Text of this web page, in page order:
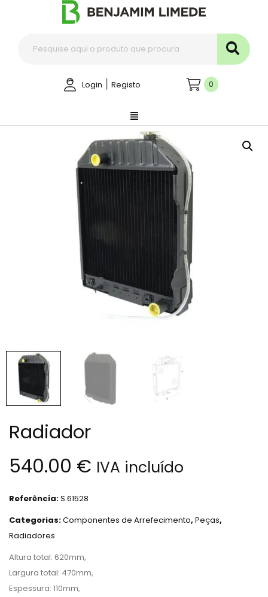
Login Registo 0
Radiador
540.00 € IVA incluído
Referência:S.61528
Categorias:Componentes de Arrefecimento, Peças,
Radiadores
Altura total: 620mm,
Largura total: 470mm,
Espessura: 110mm,